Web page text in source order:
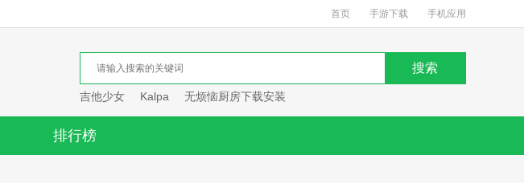
首页 手游下载 手机应用
吉他少女 Kalpa 无烦恼厨房下载安装
排行榜